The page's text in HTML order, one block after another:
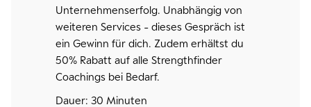
Unternehmenserfolg. Unabhängig von
weiteren Services - dieses Gespräch ist
ein Gewinn für dich. Zudem erhältst du
50% Rabatt auf alle Strengthfinder
Coachings bei Bedarf.
Dauer: 30 Minuten